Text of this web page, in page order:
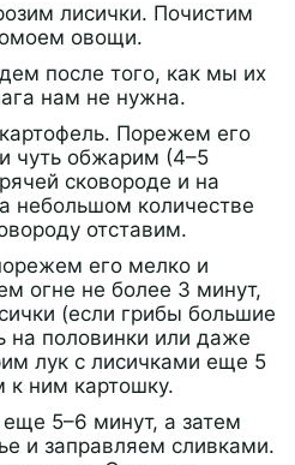
лисички. Почистим
овощи.
после того, как мы их
нам не нужна.
Порежем его
чуть обжарим (4–5
сковороде и на
небольшом количестве
отставим.
его мелко и
огне не более 3 минут,
(если грибы большие
на половинки или даже
лук с лисичками еще 5
к ним картошку.
5–6 минут, а затем
и заправляем сливками.